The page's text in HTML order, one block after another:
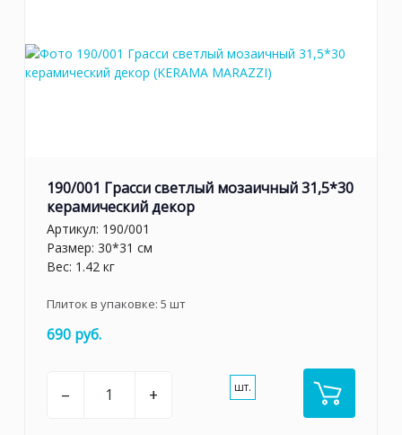
190/001 Грасси светлый мозаичный 31,5*30
керамический декор
Артикул: 190/001
Размер: 30*31 см
Вес: 1.42 кг
Плиток в упаковке: 5 шт
690 руб.
– + шт.